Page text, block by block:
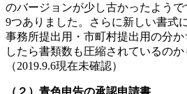
のバージョンが少し古かったよう
9つありました。さらに新しい書式
事務所提出用・市町村提出用の分
したら書類数も圧縮されているのか
（2019.9.6現在未確認）